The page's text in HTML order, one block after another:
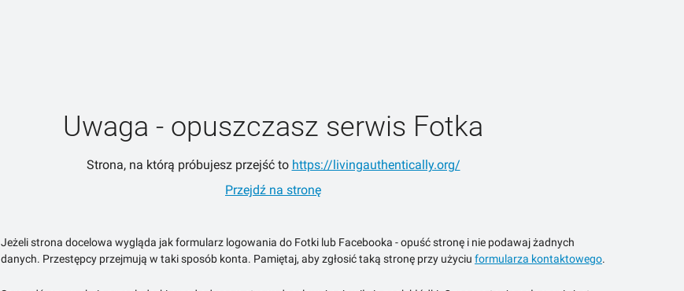
Uwaga - opuszczasz serwis Fotka
Strona, na którą próbujesz przejść to https://livingauthentically.org/
Przejdź na stronę
Jeżeli strona docelowa wygląda jak formularz logowania do Fotki lub Facebooka - opuść stronę i nie podawaj żadnych
danych. Przestępcy przejmują w taki sposób konta. Pamiętaj, aby zgłosić taką stronę przy użyciu formularza kontaktowego.